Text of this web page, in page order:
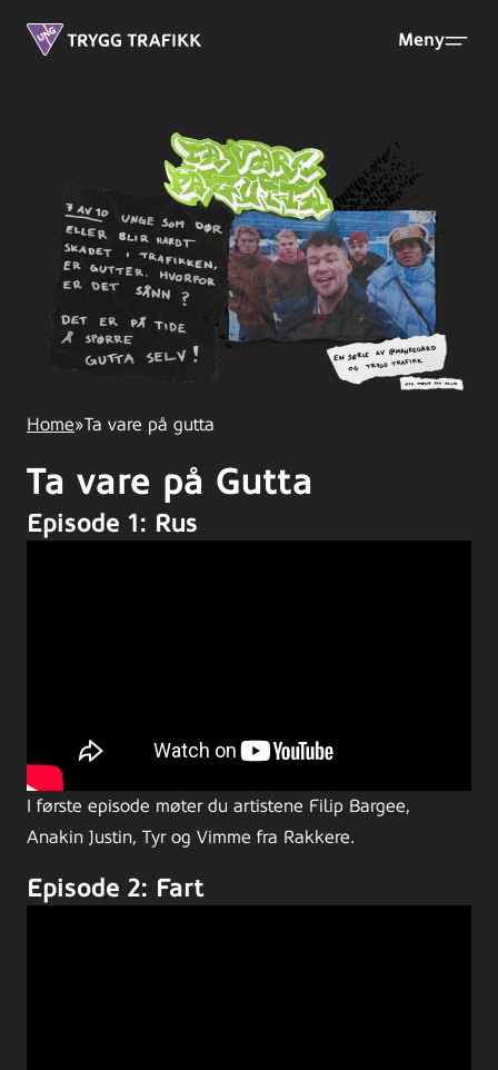
UNG Meny
Home»Ta vare på gutta
Ta vare på Gutta
Episode 1: Rus
I første episode møter du artistene Filip Bargee,
Anakin Justin, Tyr og Vimme fra Rakkere.
Episode 2: Fart